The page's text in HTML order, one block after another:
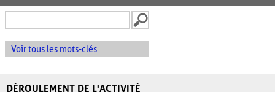
Voir tous les mots-clés
DÉROULEMENT DE L'ACTIVITÉ